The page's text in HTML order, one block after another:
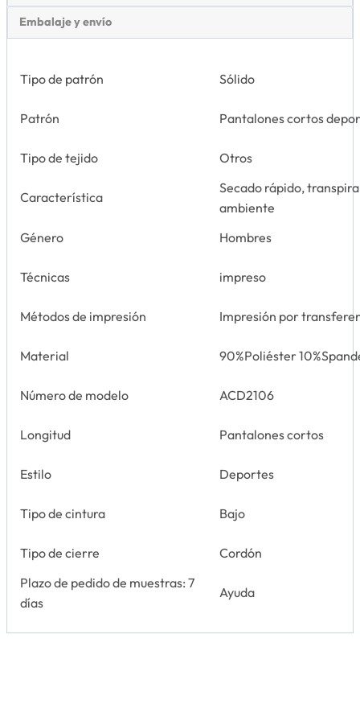
Embalaje y envío
Tipo de patrón Sólido
Patrón Pantalones cortos
Tipo de tejido Otros
Característica
Secado rápido,
ambiente
Género
Hombres
Técnicas impreso
Métodos de impresión Impresión por
Material 90%Poliéster
Número de modelo ACD2106
Longitud Pantalones cortos
Estilo Deportes
Tipo de cintura Bajo
Tipo de cierre
Cordón
Plazo de pedido de muestras: 7
días
Ayuda